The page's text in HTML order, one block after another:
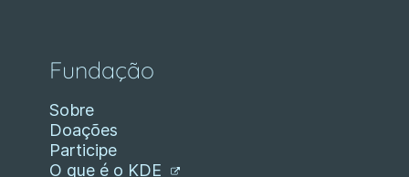
Fundação
Sobre
Doações
Participe
O que é o KDE